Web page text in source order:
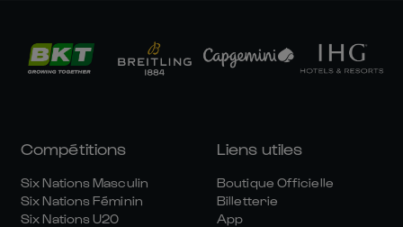
Compétitions
Six Nations Masculin
Six Nations Féminin
Six Nations U20
Liens utiles
Boutique Officielle
Billetterie
App